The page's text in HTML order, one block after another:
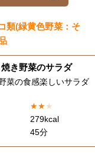
類(緑黄色野菜：そ
き野菜のサラダ
菜の食感楽しいサラダ
★★★
279kcal
45分